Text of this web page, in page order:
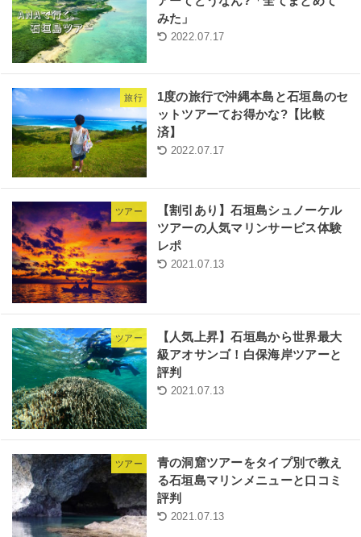
みた」
2022.07.17
旅行
1度の旅行で沖縄本島と石垣島のセ
ットツアーてお得かな?【比較
済】
2022.07.17
ツアー
【割引あり】石垣島シュノーケル
ツアーの人気マリンサービス体験
レポ
2021.07.13
ツアー
【人気上昇】石垣島から世界最大
級アオサンゴ！白保海岸ツアーと
評判
2021.07.13
ツアー
青の洞窟ツアーをタイプ別で教え
る石垣島マリンメニューと口コミ
評判
2021.07.13